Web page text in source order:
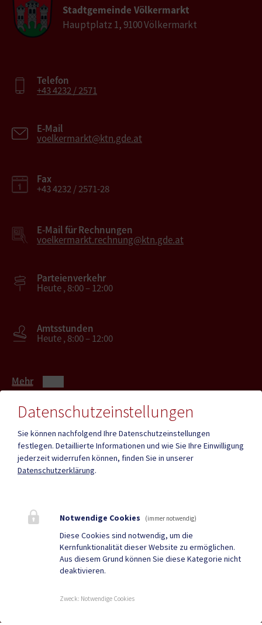
Stadtgemeinde Völkermarkt
Hauptplatz 1, 9100 Völkermarkt
Telefon
+43 4232 / 2571
E-Mail
voelkermarkt@ktn.gde.at
Fax
+43 4232 / 2571-28
E-Mail für Rechnungen
voelkermarkt.rechnung@ktn.gde.at
Parteienverkehr
Heute , 8:00 – 12:00
Amtsstunden
Heute , 8:00 – 12:00
Mehr
ID - Austria
CITIES App
Hochzeit
Sport & Freizeit
Stadtzeitung
Neuigkeiten
Termine
Kundmachungen
Datenschutzeinstellungen
Sie können nachfolgend Ihre Datenschutzeinstellungen
festlegen. Detaillierte Informationen und wie Sie Ihre Einwilligung
jederzeit widerrufen können, finden Sie in unserer
Datenschutzerklärung.
Notwendige Cookies (immer notwendig)
Diese Cookies sind notwendig, um die
Kernfunktionalität dieser Website zu ermöglichen.
Aus diesem Grund können Sie diese Kategorie nicht
deaktivieren.
Zweck: Notwendige Cookies